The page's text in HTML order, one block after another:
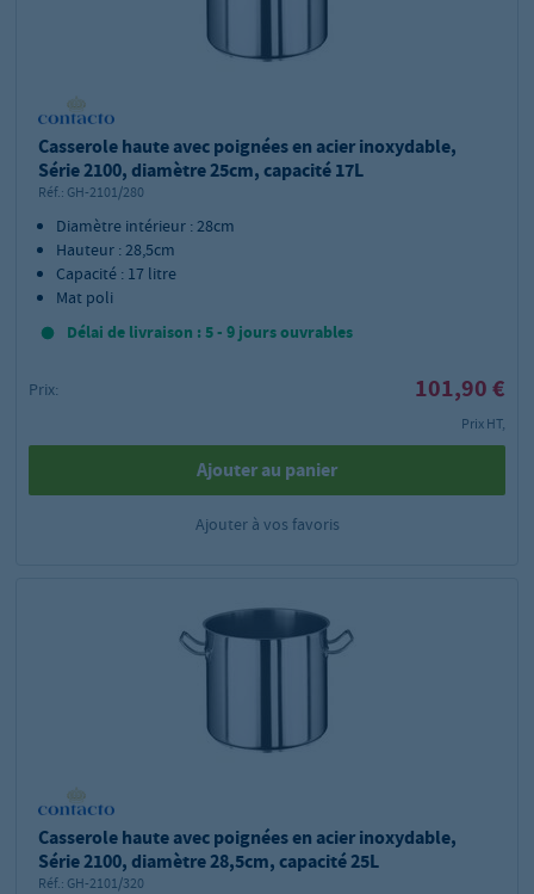
Casserole haute avec poignées en acier inoxydable,
Série 2100, diamètre 25cm, capacité 17L
Réf.: GH-2101/280
Diamètre intérieur : 28cm
Hauteur : 28,5cm
Capacité : 17 litre
Mat poli
Délai de livraison : 5 - 9 jours ouvrables
Prix: 101,90 €
Prix HT,
Ajouter au panier
Ajouter à vos favoris
Casserole haute avec poignées en acier inoxydable,
Série 2100, diamètre 28,5cm, capacité 25L
Réf.: GH-2101/320